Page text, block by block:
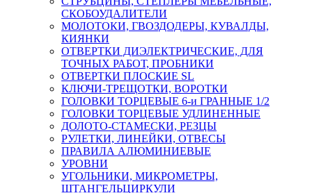
СКОБОУДАЛИТЕЛИ
МОЛОТОКИ, ГВОЗДОДЕРЫ, КУВАЛДЫ,
КИЯНКИ
ОТВЕРТКИ ДИЭЛЕКТРИЧЕСКИЕ, ДЛЯ
ТОЧНЫХ РАБОТ, ПРОБНИКИ
ОТВЕРТКИ ПЛОСКИЕ SL
КЛЮЧИ-ТРЕЩОТКИ, ВОРОТКИ
ГОЛОВКИ ТОРЦЕВЫЕ 6-и ГРАННЫЕ 1/2
ГОЛОВКИ ТОРЦЕВЫЕ УДЛИНЕННЫЕ
ДОЛОТО-СТАМЕСКИ, РЕЗЦЫ
РУЛЕТКИ, ЛИНЕЙКИ, ОТВЕСЫ
ПРАВИЛА АЛЮМИНИЕВЫЕ
УРОВНИ
УГОЛЬНИКИ, МИКРОМЕТРЫ,
ШТАНГЕЛЬЦИРКУЛИ